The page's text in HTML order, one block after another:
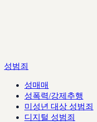
성범죄
성매매
성폭력/강제추행
미성년 대상 성범죄
디지털 성범죄